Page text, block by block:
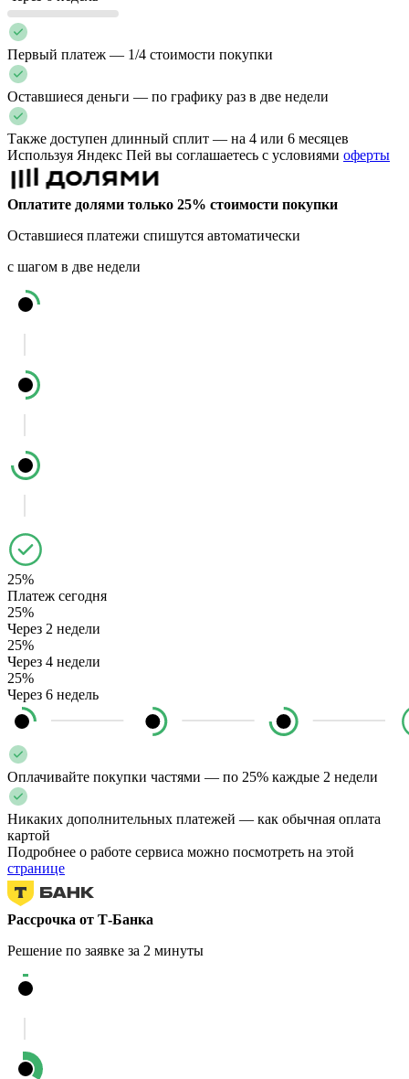
Первый платеж — 1/4 стоимости покупки
Оставшиеся деньги — по графику раз в две недели
Также доступен длинный сплит — на 4 или 6 месяцев
Используя Яндекс Пей вы соглашаетесь с условиями оферты
Оплатите долями только 25% стоимости покупки
Оставшиеся платежи спишутся автоматически
с шагом в две недели
25%
Платеж сегодня
25%
Через 2 недели
25%
Через 4 недели
25%
Через 6 недель
Оплачивайте покупки частями — по 25% каждые 2 недели
Никаких дополнительных платежей — как обычная оплата
картой
Подробнее о работе сервиса можно посмотреть на этой
странице
Рассрочка от Т-Банка
Решение по заявке за 2 минуты